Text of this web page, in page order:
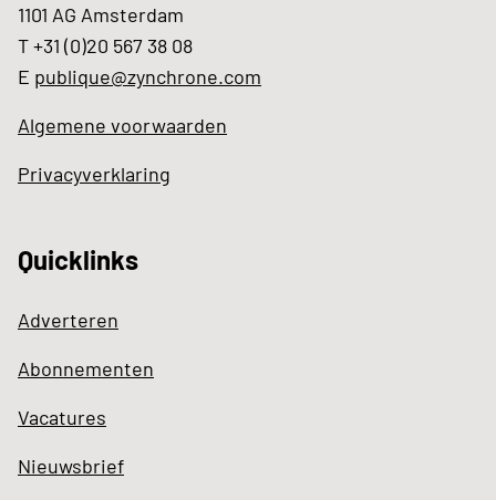
1101 AG Amsterdam
T +31 (0)20 567 38 08
E publique@zynchrone.com
Algemene voorwaarden
Privacyverklaring
Quicklinks
Adverteren
Abonnementen
Vacatures
Nieuwsbrief